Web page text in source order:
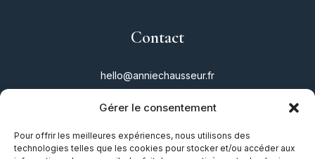
Gérer le consentement
Pour offrir les meilleures expériences, nous utilisons des
technologies telles que les cookies pour stocker et/ou accéder aux
Contact
hello@anniechausseur.fr